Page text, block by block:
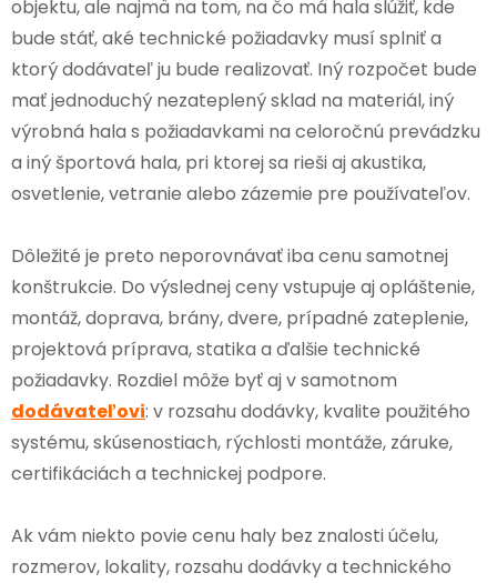
objektu, ale najmä na tom, na čo má hala slúžiť, kde
bude stáť, aké technické požiadavky musí splniť a
ktorý dodávateľ ju bude realizovať. Iný rozpočet bude
mať jednoduchý nezateplený sklad na materiál, iný
výrobná hala s požiadavkami na celoročnú prevádzku
a iný športová hala, pri ktorej sa rieši aj akustika,
osvetlenie, vetranie alebo zázemie pre používateľov.
Dôležité je preto neporovnávať iba cenu samotnej
konštrukcie. Do výslednej ceny vstupuje aj opláštenie,
montáž, doprava, brány, dvere, prípadné zateplenie,
projektová príprava, statika a ďalšie technické
požiadavky. Rozdiel môže byť aj v samotnom
dodávateľovi: v rozsahu dodávky, kvalite použitého
systému, skúsenostiach, rýchlosti montáže, záruke,
certifikáciách a technickej podpore.
Ak vám niekto povie cenu haly bez znalosti účelu,
rozmerov, lokality, rozsahu dodávky a technického